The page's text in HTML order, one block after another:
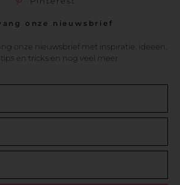
onze nieuwsbrief
onze nieuwsbrief met inspiratie, ideeën,
en tricks en nog veel meer.